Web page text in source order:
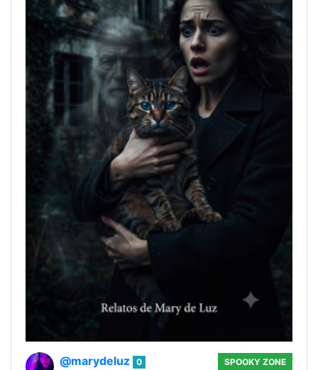
@marydeluz 0 SPOOKY ZONE